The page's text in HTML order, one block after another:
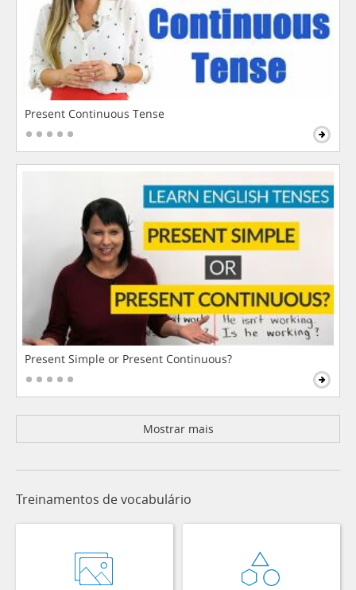
Present Continuous Tense
Present Simple or Present Continuous?
Mostrar mais
Treinamentos de vocabulário